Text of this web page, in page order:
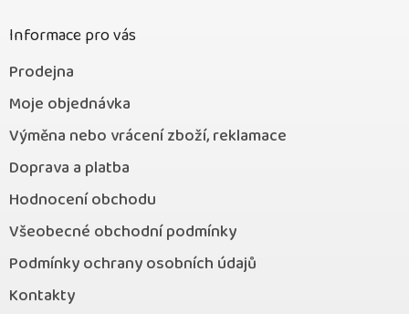
Informace pro vás
Prodejna
Moje objednávka
Výměna nebo vrácení zboží, reklamace
Doprava a platba
Hodnocení obchodu
Všeobecné obchodní podmínky
Podmínky ochrany osobních údajů
Kontakty